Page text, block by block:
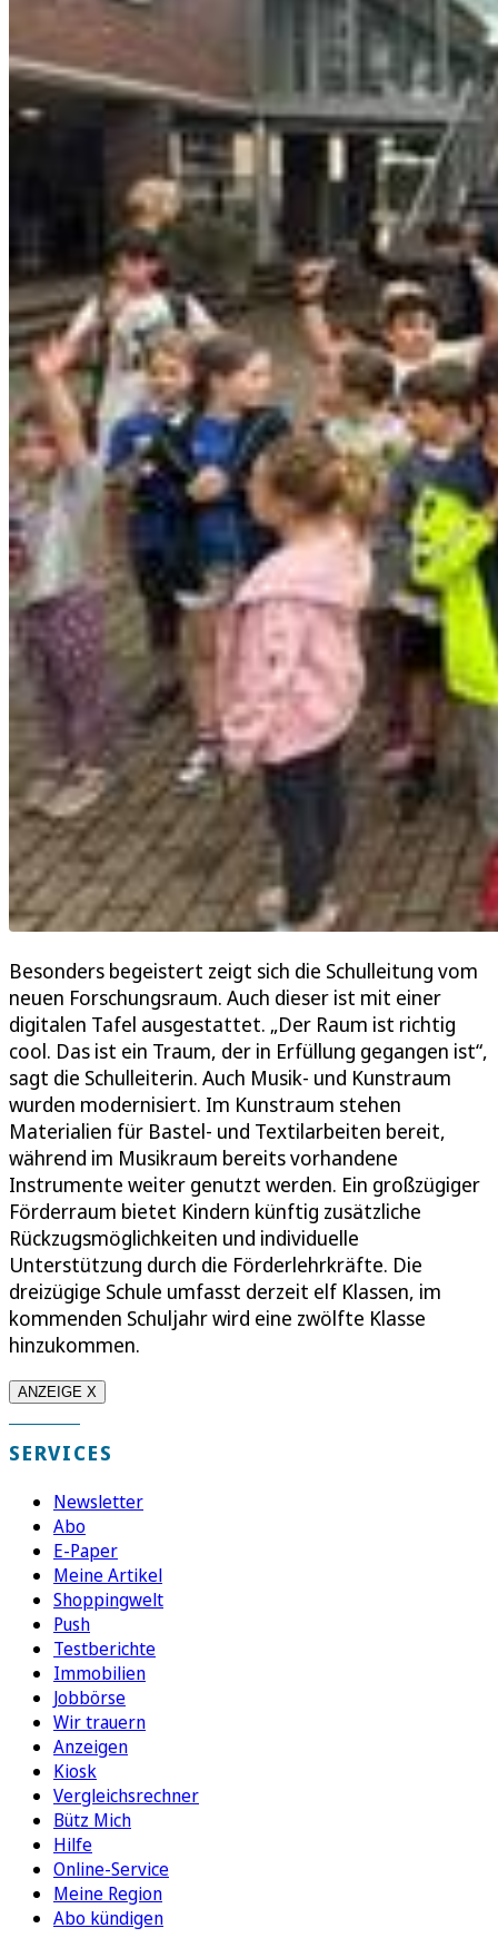
Besonders begeistert zeigt sich die Schulleitung vom
neuen Forschungsraum. Auch dieser ist mit einer
digitalen Tafel ausgestattet. „Der Raum ist richtig
cool. Das ist ein Traum, der in Erfüllung gegangen ist“,
sagt die Schulleiterin. Auch Musik- und Kunstraum
wurden modernisiert. Im Kunstraum stehen
Materialien für Bastel- und Textilarbeiten bereit,
während im Musikraum bereits vorhandene
Instrumente weiter genutzt werden. Ein großzügiger
Förderraum bietet Kindern künftig zusätzliche
Rückzugsmöglichkeiten und individuelle
Unterstützung durch die Förderlehrkräfte. Die
dreizügige Schule umfasst derzeit elf Klassen, im
kommenden Schuljahr wird eine zwölfte Klasse
hinzukommen.
ANZEIGE X
SERVICES
Newsletter
Abo
E-Paper
Meine Artikel
Shoppingwelt
Push
Testberichte
Immobilien
Jobbörse
Wir trauern
Anzeigen
Kiosk
Vergleichsrechner
Bütz Mich
Hilfe
Online-Service
Meine Region
Abo kündigen